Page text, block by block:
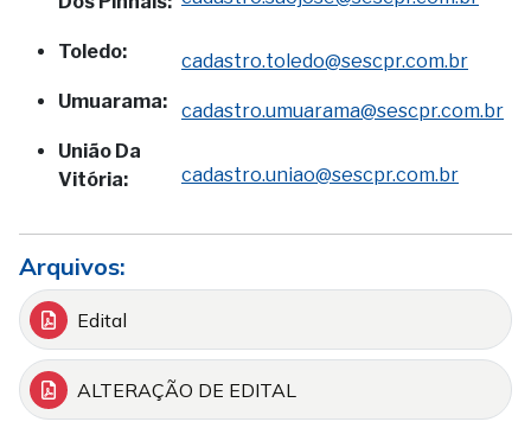
Toledo:
cadastro.toledo@sescpr.com.br
Umuarama:
cadastro.umuarama@sescpr.com.br
União Da
Vitória:
cadastro.uniao@sescpr.com.br
Arquivos:
Edital
ALTERAÇÃO DE EDITAL